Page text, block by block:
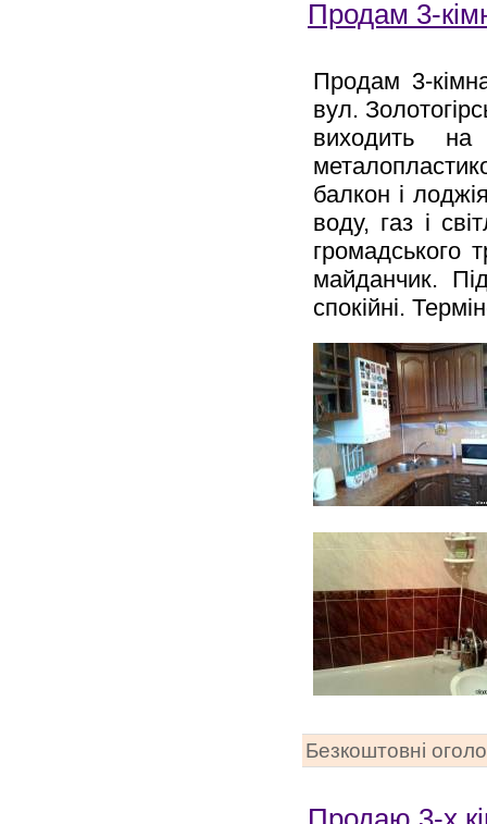
Продам 3-
Продам 3-
вул.
виходить на
балкон і
воду, газ і
громадського
майданчик.
спокійні.
Безкоштовні